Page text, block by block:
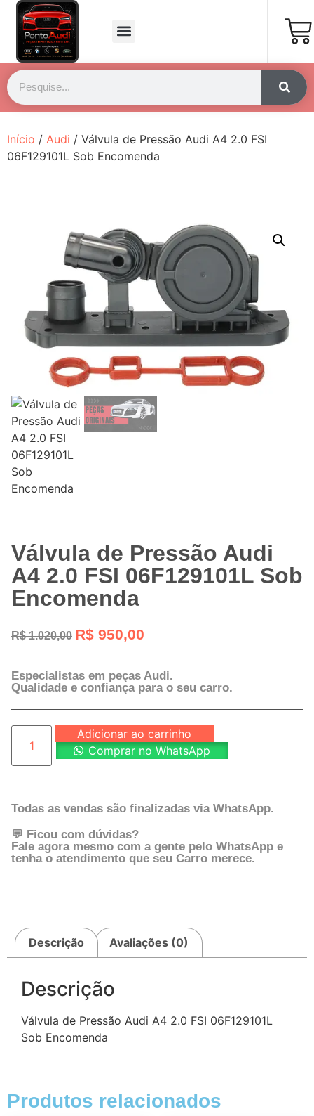
Início / Audi / Válvula de Pressão Audi A4 2.0 FSI
06F129101L Sob Encomenda
Válvula de Pressão Audi
A4 2.0 FSI 06F129101L Sob
Encomenda
R$1.020,00 R$ 950,00
Especialistas em peças Audi.
Qualidade e confiança para o seu carro.
Adicionar ao carrinho
Comprar no WhatsApp
Todas as vendas são finalizadas via WhatsApp.
💬 Ficou com dúvidas?
Fale agora mesmo com a gente pelo WhatsApp e
tenha o atendimento que seu Carro merece.
Descrição Avaliações (0)
Descrição
Válvula de Pressão Audi A4 2.0 FSI 06F129101L
Sob Encomenda
Produtos relacionados